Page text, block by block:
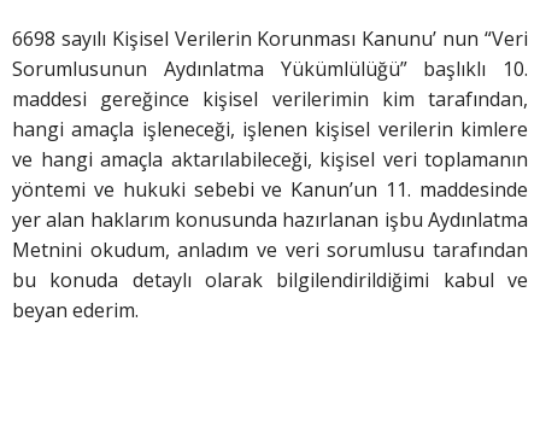
6698 sayılı Kişisel Verilerin Korunması Kanunu’ nun “Veri
Sorumlusunun Aydınlatma Yükümlülüğü” başlıklı 10.
maddesi gereğince kişisel verilerimin kim tarafından,
hangi amaçla işleneceği, işlenen kişisel verilerin kimlere
ve hangi amaçla aktarılabileceği, kişisel veri toplamanın
yöntemi ve hukuki sebebi ve Kanun’un 11. maddesinde
yer alan haklarım konusunda hazırlanan işbu Aydınlatma
Metnini okudum, anladım ve veri sorumlusu tarafından
bu konuda detaylı olarak bilgilendirildiğimi kabul ve
beyan ederim.